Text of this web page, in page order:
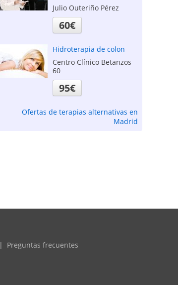
Julio Outeriño Pérez
60€
Hidroterapia de colon
Centro Clínico Betanzos
60
95€
Ofertas de terapias alternativas en
Madrid
|
Preguntas frecuentes